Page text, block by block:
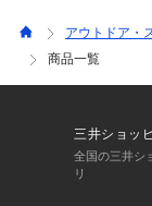
アウトドア・
商品一覧
三井ショッ
全国の三井シ
リ